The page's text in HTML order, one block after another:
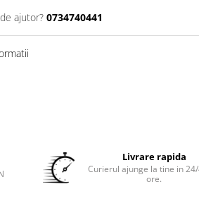
ajutor? 0734740441
Livrare rapida
Curierul ajunge la tine in
ore.